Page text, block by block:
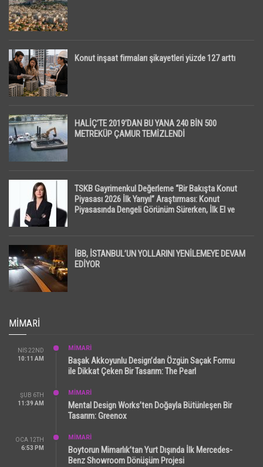
Konut inşaat firmaları şikayetleri yüzde 127 arttı
HALİÇ’TE 2019’DAN BU YANA 240 BİN 500
METREKÜP ÇAMUR TEMİZLENDİ
TSKB Gayrimenkul Değerleme “Bir Bakışta Konut
Piyasası 2026 İlk Yarıyıl” Araştırması: Konut
Piyasasında Dengeli Görünüm Sürerken, İlk El ve
İBB, İSTANBUL’UN YOLLARINI YENİLEMEYE DEVAM
EDİYOR
MIMARI
NIS 22ND
10:11 AM
MİMARİ
Başak Akkoyunlu Design’dan Özgün Saçak Formu
ile Dikkat Çeken Bir Tasarım: The Pearl
ŞUB 6TH
11:39 AM
MİMARİ
Mental Design Works’ten Doğayla Bütünleşen Bir
Tasarım: Greenox
OCA 12TH
6:53 PM
MİMARİ
Boytorun Mimarlık’tan Yurt Dışında İlk Mercedes-
Benz Showroom Dönüşüm Projesi